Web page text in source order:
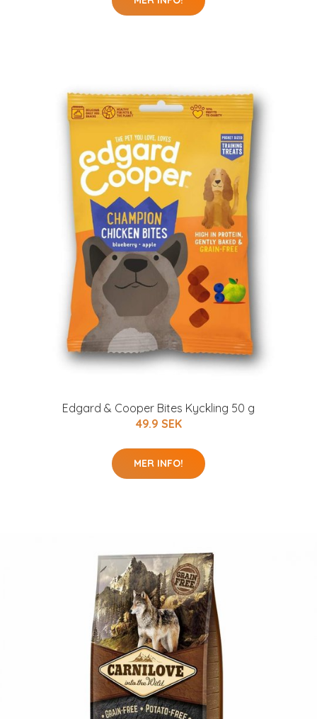
Edgard & Cooper Bites Kyckling 50 g
49.9 SEK
MER INFO!